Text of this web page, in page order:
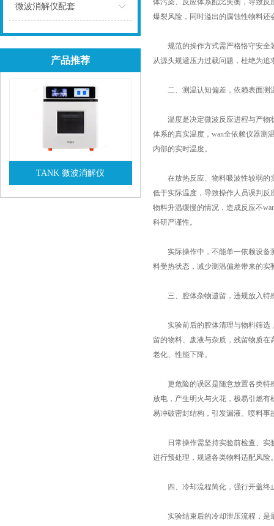
微波消解仪配套
产品推荐
TANK 微波消解仪
查看详情
体污染、反应体系配比失衡，导致反
爆裂风险，同时溢出的腐蚀性物料
规范的操作方式需严格恪守安全装
从源头规避压力过载问题，杜绝为
二、测温认知偏差，依赖表面测
温度是决定微波反应进程与产物状
体系的真实温度，wan全依赖仪器测
内部的实时温度。
在放热反应、物料吸波性较弱的实
低于实际温度，导致操作人员误判
物料升温缓慢的情况，造成反应不
科研严谨性。
实际操作中，不能单一依赖设备测
料受热状态，减少测温偏差带来的实
三、腔体杂物遗留，违规放入特
实验前后的腔体清理与物料筛选，
留的物料、废液与杂质，残留物质
老化、性能下降。
更危险的误区是随意放置各类特殊
放电，产生明火与火花，极易引燃
易冲破密封结构，引发漏液、喷料
日常操作需坚持实验前检查、实验
进行预处理，规避各类物料适配风险
四、冷却流程简化，强行开盖终
实验结束后的冷却泄压流程，是最